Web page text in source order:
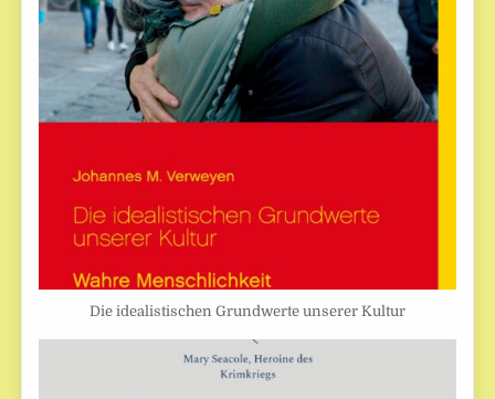
Die idealistischen Grundwerte unserer Kultur